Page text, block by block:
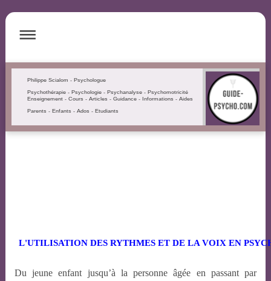
Philippe Scialom - Psychologue
Psychothérapie - Psychologie - Psychanalyse - Psychomotricité
Enseignement - Cours - Articles - Guidance - Informations - Aides
Parents - Enfants - Ados - Etudiants
L'UTILISATION DES RYTHMES ET DE LA VOIX EN
Du jeune enfant jusqu’à la personne âgée en passant par